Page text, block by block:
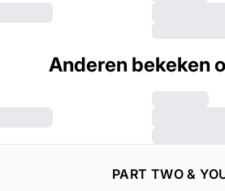
Anderen bekeken
PART TWO &